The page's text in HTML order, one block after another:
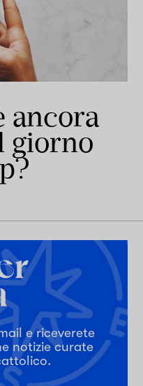
ancora
giorno
e riceverete
notizie curate